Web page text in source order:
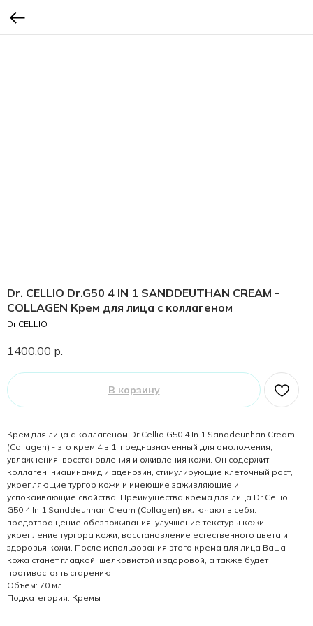
Dr. CELLIO Dr.G50 4 IN 1 SANDDEUTHAN CREAM -
COLLAGEN Крем для лица с коллагеном
Dr.CELLIO
1400,00 р.
В корзину
Крем для лица с коллагеном Dr.Cellio G50 4 In 1 Sanddeunhan Cream
(Collagen) - это крем 4 в 1, предназначенный для омоложения,
увлажнения, восстановления и оживления кожи. Он содержит
коллаген, ниацинамид и аденозин, стимулирующие клеточный рост,
укрепляющие тургор кожи и имеющие заживляющие и
успокаивающие свойства. Преимущества крема для лица Dr.Cellio
G50 4 In 1 Sanddeunhan Cream (Collagen) включают в себя:
предотвращение обезвоживания; улучшение текстуры кожи;
укрепление тургора кожи; восстановление естественного цвета и
здоровья кожи. После использования этого крема для лица Ваша
кожа станет гладкой, шелковистой и здоровой, а также будет
противостоять старению.
Объем: 70 мл
Подкатегория: Кремы